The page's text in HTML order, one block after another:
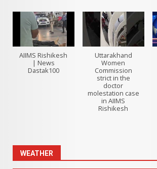
AIIMS Rishikesh
| News
Dastak100
Uttarakhand
Women
Commission
strict in the
doctor
molestation case
in AIIMS
Rishikesh
WEATHER